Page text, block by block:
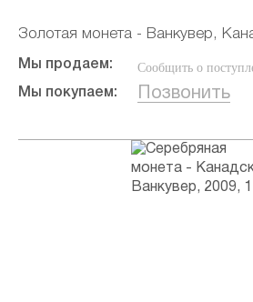
Золотая монета - Ванкувер,
Мы продаем: Сообщить о
Мы покупаем: Позвонить